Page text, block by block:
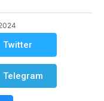
Twitter
Telegram